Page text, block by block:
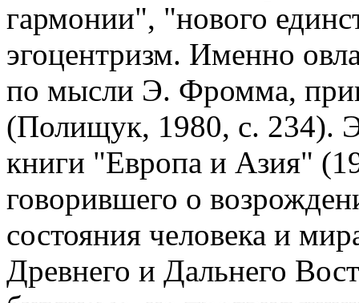
гармонии", "нового
эгоцентризм. Именно
по мысли Э. Фромма,
(Полищук, 1980, с. 234).
книги "Европа и Азия"
говорившего о
состояния человека и
Древнего и Дальнего